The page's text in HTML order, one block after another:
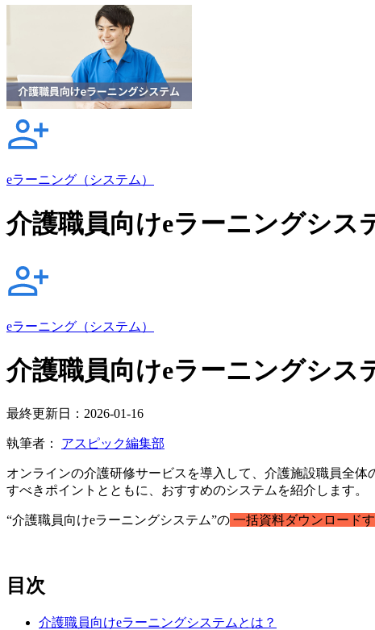
eラーニング（システム）
介護職員向けeラーニングシス
eラーニング（システム）
介護職員向けeラーニングシス
最終更新日：2026-01-16
執筆者： アスピック編集部
オンラインの介護研修サービスを導入して、介護施設職員全
すべきポイントとともに、おすすめのシステムを紹介します。
“介護職員向けeラーニングシステム”の 一括資料ダウンロードす
目次
介護職員向けeラーニングシステムとは？